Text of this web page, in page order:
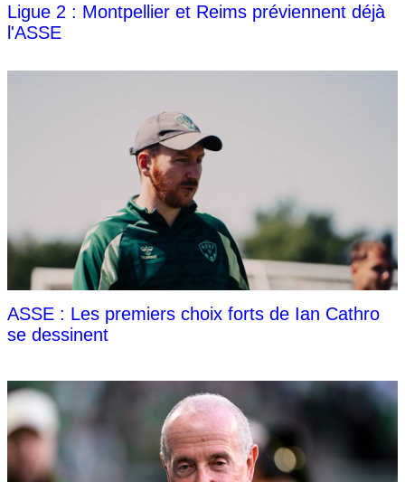
Ligue 2 : Montpellier et Reims préviennent déjà
l'ASSE
ASSE : Les premiers choix forts de Ian Cathro
se dessinent